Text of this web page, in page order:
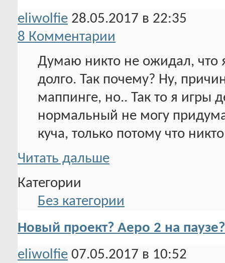
eliwolfie 28.05.2017 в 22:35
8 Комментарии
Думаю никто не ожидал, что
долго. Так почему? Ну,
маппинге, но.. Так то я игры
нормальный не могу
куча, только потому что
Читать дальше
Категории
Без категории
Новый проект? Аеро 2 на паузе?
eliwolfie 07.05.2017 в 10:52